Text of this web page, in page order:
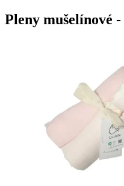
Pleny mušelínové